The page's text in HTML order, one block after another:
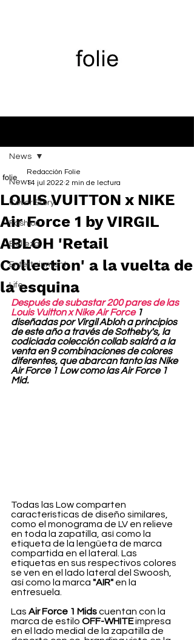
News
Cover Story
Fashion
Belleza
Entertainment
Life
News
LOUIS VUITTON x NIKE
Air Force 1 by VIRGIL
ABLOH 'Retail
Collection' a la vuelta de
la esquina
Redacción Folie
14 jul 2022 2 min de lectura
Después de subastar 200 pares de las
Louis Vuitton x Nike Air Force 1
diseñadas por Virgil Abloh a principios
de este año a través de Sotheby's, la
codiciada colección collab saldrá a la
venta en 9 combinaciones de colores
diferentes, que abarcan tanto las Nike
Air Force 1 Low como las Air Force 1
Mid.
Todas las Low comparten
características de diseño similares,
como el monograma de LV en relieve
en toda la zapatilla, así como la
etiqueta de la lengüeta de marca
compartida en el lateral. Las
etiquetas en sus respectivos colores
se ven en el lado lateral del Swoosh,
así como la marca "AIR" en la
entresuela.
Las Air Force 1 Mids cuentan con la
marca de estilo OFF-WHITE impresa
en el lado medial de la zapatilla de